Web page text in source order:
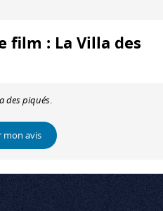
film : La Villa des
des piqués.
mon avis